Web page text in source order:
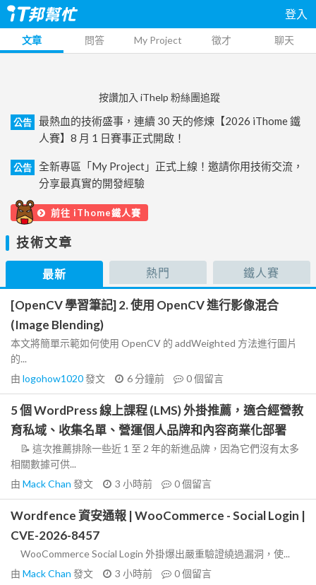
登入
文章 問答 My Project 徵才 聊天
按讚加入 iThelp 粉絲團追蹤
公告
最熱血的技術盛事，連續 30 天的修煉【2026 iThome 鐵
人賽】8 月 1 日賽事正式開啟！
公告
全新專區「My Project」正式上線！邀請你用技術交流，
分享最真實的開發經驗
前往 iThome鐵人賽
技術文章
最新 熱門 鐵人賽
[OpenCV 學習筆記] 2. 使用 OpenCV 進行影像混合
(Image Blending)
本文將簡單示範如何使用 OpenCV 的 addWeighted 方法進行圖片
的...
由 logohow1020發文 6 分鐘前 0個留言
5 個 WordPress 線上課程 (LMS) 外掛推薦，適合經營教
育私域、收集名單、營運個人品牌和內容商業化部署
📝 這次推薦排除一些近 1 至 2 年的新進品牌，因為它們沒有太多
相關數據可供...
由 Mack Chan 發文 3 小時前 0個留言
Wordfence 資安通報 | WooCommerce - Social Login |
CVE-2026-8457
WooCommerce Social Login 外掛爆出嚴重驗證繞過漏洞，使...
由 Mack Chan 發文 3 小時前 0個留言